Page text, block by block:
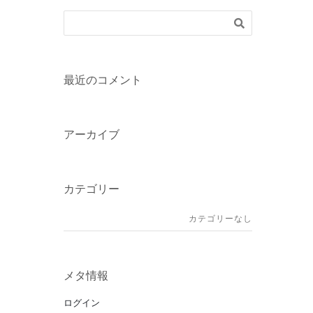
最近のコメント
アーカイブ
カテゴリー
カテゴリーなし
メタ情報
ログイン